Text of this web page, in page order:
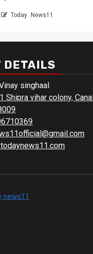
Today News11
DETAILS
singhaal
Shipra vihar colony,
news11